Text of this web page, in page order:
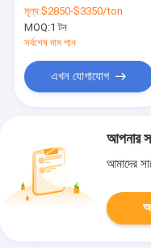
মূল্য:$2850-$3350/ton
MOQ:1 টন
সর্বশেষ দাম পান
এখন যোগাযোগ
আপনার
আমাদের